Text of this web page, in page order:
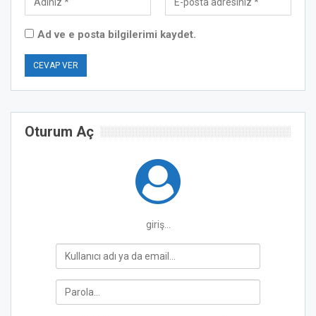
Ad ve e posta bilgilerimi kaydet.
Oturum Aç
giriş...